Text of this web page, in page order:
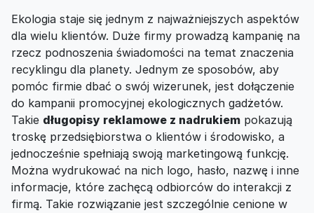
Ekologia staje się jednym z najważniejszych aspektów
dla wielu klientów. Duże firmy prowadzą kampanię na
rzecz podnoszenia świadomości na temat znaczenia
recyklingu dla planety. Jednym ze sposobów, aby
pomóc firmie dbać o swój wizerunek, jest dołączenie
do kampanii promocyjnej ekologicznych gadżetów.
Takie długopisy reklamowe z nadrukiem pokazują
troskę przedsiębiorstwa o klientów i środowisko, a
jednocześnie spełniają swoją marketingową funkcję.
Można wydrukować na nich logo, hasło, nazwę i inne
informacje, które zachęcą odbiorców do interakcji z
firmą. Takie rozwiązanie jest szczególnie cenione w